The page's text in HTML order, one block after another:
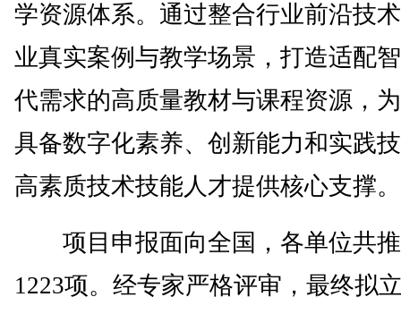
学资源体系。通过整合行业前沿技
业真实案例与教学场景，打造适配
代需求的高质量教材与课程资源，
具备数字化素养、创新能力和实践
高素质技术技能人才提供核心支撑。
项目申报面向全国，各单位共
1223项。经专家严格评审，最终拟